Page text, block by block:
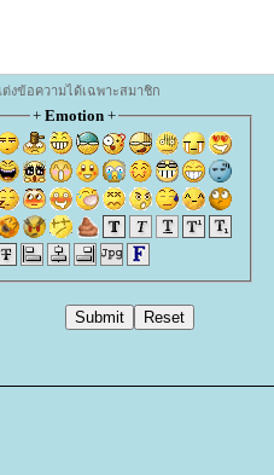
ต่งข้อความได้เฉพาะสมาชิก
+ Emotion+